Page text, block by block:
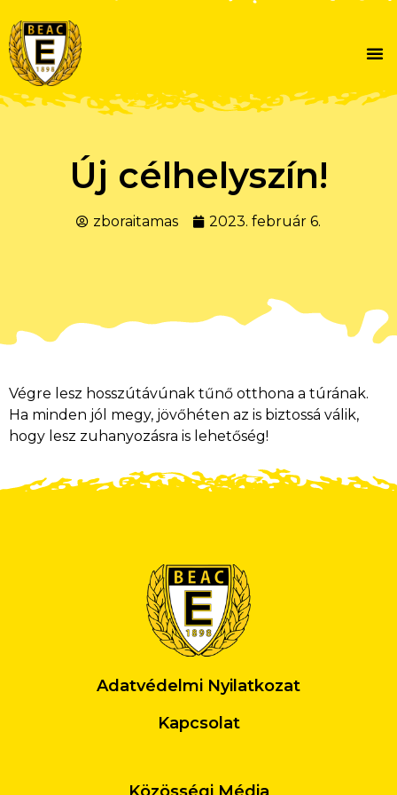
Új célhelyszín!
zboraitamas 2023. február 6.
Végre lesz hosszútávúnak tűnő otthona a túrának.
Ha minden jól megy, jövőhéten az is biztossá válik,
hogy lesz zuhanyozásra is lehetőség!
Adatvédelmi Nyilatkozat
Kapcsolat